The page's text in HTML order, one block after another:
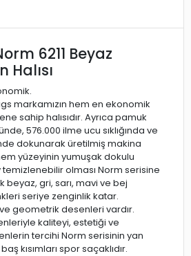
6211 Beyaz
Halısı
markamızın hem en ekonomik
sahip halısıdır. Ayrıca pamuk
576.000 ilme ucu sıklığında ve
dokunarak üretilmiş makina
hem yüzeyinin yumuşak dokulu
olması Norm serisine
beyaz, gri, sarı, mavi ve bej
seriye zenginlik katar.
geometrik desenleri vardır.
kaliteyi, estetiği ve
tercihi Norm serisinin yan
kısımları spor saçaklıdır.